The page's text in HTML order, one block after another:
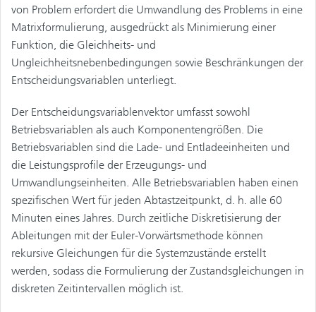
von Problem erfordert die Umwandlung des Problems in eine
Matrixformulierung, ausgedrückt als Minimierung einer
Funktion, die Gleichheits- und
Ungleichheitsnebenbedingungen sowie Beschränkungen der
Entscheidungsvariablen unterliegt.
Der Entscheidungsvariablenvektor umfasst sowohl
Betriebsvariablen als auch Komponentengrößen. Die
Betriebsvariablen sind die Lade- und Entladeeinheiten und
die Leistungsprofile der Erzeugungs- und
Umwandlungseinheiten. Alle Betriebsvariablen haben einen
spezifischen Wert für jeden Abtastzeitpunkt, d. h. alle 60
Minuten eines Jahres. Durch zeitliche Diskretisierung der
Ableitungen mit der Euler-Vorwärtsmethode können
rekursive Gleichungen für die Systemzustände erstellt
werden, sodass die Formulierung der Zustandsgleichungen in
diskreten Zeitintervallen möglich ist.